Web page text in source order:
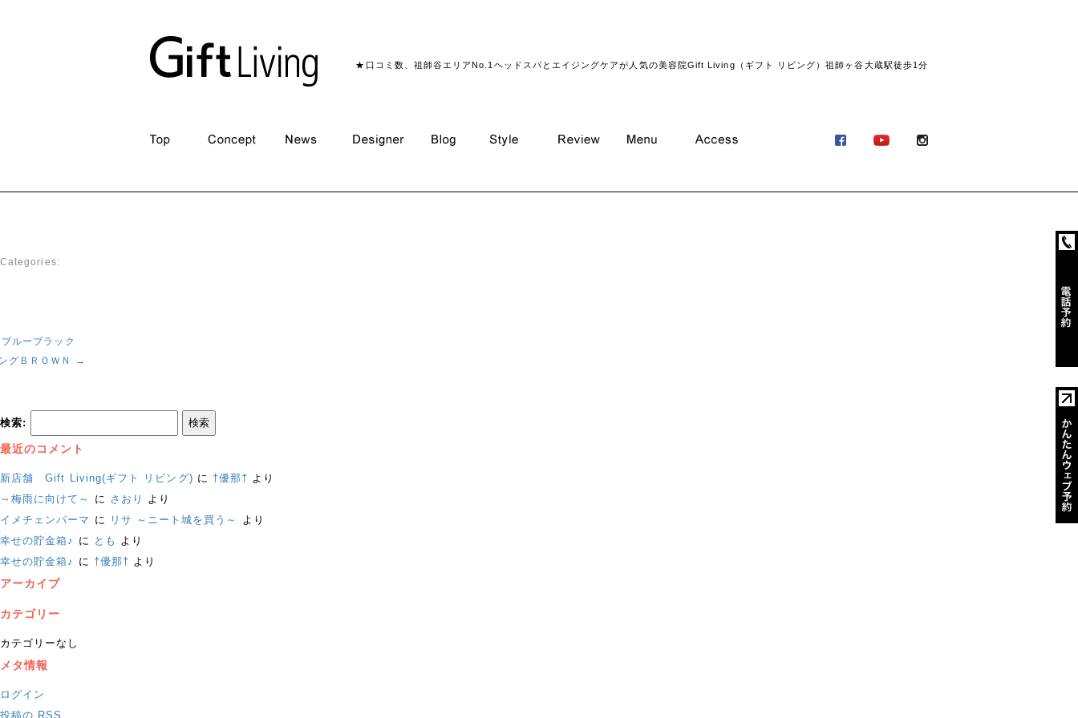
★口コミ数、祖師谷エリアNo.1ヘッドスパとエイジングケアが人気の美容院Gift Living（ギフト リビング）祖師ヶ谷大蔵駅徒歩1分
2016年12月26日
Categories:
ルーブラック
グＢＲＯＷＮ
→
検索:
最近のコメント
新店舗 Gift Living(ギフト リビング) に †優那† より
～梅雨に向けて～
に さおり
より
イメチェンパーマ に リサ ～ニート城を買う～
より
幸せの貯金箱♪ に とも より
幸せの貯金箱♪ に †優那† より
アーカイブ
カテゴリー
カテゴリーなし
メタ情報
ログイン
投稿の RSS